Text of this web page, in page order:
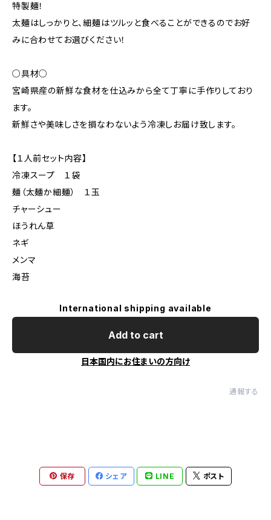
特製麺！
太麺はしっかりと、細麺はツルッと食べることができるのでお好
みに合わせてお選びください！
○具材○
宮崎県産の新鮮な食材を仕込みから全て丁寧に手作りしており
ます。
新鮮さや美味しさを損なわないよう冷凍しお届け致します。
【１人前セット内容】
冷凍スープ １袋
麺（太麺か細麺） １玉
チャーシュー
ほうれん草
ネギ
メンマ
海苔
International shipping available
Add to cart
日本国内にお住まいの方向け
通報する
保存 シェア LINE ポスト